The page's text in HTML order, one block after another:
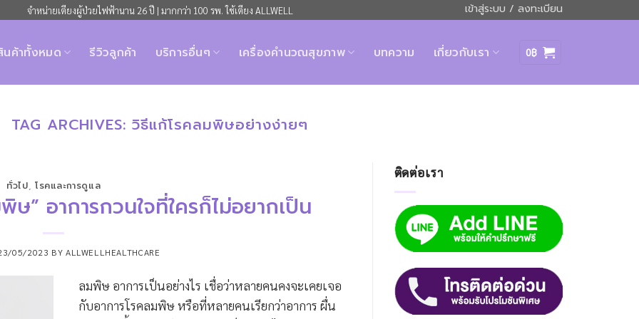
จำหน่ายเตียงผู้ป่วยไฟฟ้านาน 26 ปี | มากกว่า 100 รพ. ใช้เตียง ALLWELL เข้าสู่ระบบ / ลงทะเบียน
นค้าทั้งหมด รีวิวลูกค้า บริการอื่นๆ เครื่องคำนวณสุขภาพ บทความ เกี่ยวกับเรา 0฿
TAG ARCHIVES: วิธีแก้โรคลมพิษอย่างง่ายๆ
ทั่วไป โรคและการดูแล
” อาการกวนใจที่ใครก็ไม่อยากเป็น
05/2023 BY ALLWELLHEALTHCARE
ลมพิษ อาการเป็นอย่างไร เชื่อว่าหลายคนคงจะเคยเจอ
กับอาการโรคลมพิษ หรือที่หลายคนเรียกว่าอาการ ผื่น
ติดต่อเรา